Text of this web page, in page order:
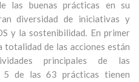
las buenas prácticas en su
diversidad de iniciativas y
y la sostenibilidad. En primer
totalidad de las acciones están
principales de las
5 de las 63 prácticas tienen